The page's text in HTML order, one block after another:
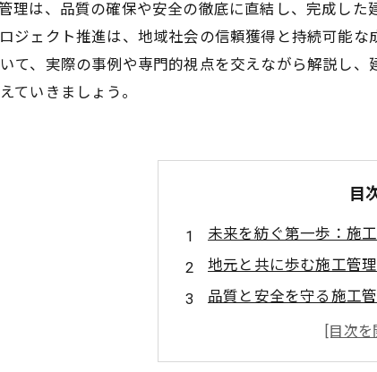
理は、品質の確保や安全の徹底に直結し、完成し
ジェクト推進は、地域社会の信頼獲得と持続可能
て、実際の事例や専門的視点を交えながら解説し
ていきましょう。
目
未来を紡ぐ第一歩：施
地元と共に歩む施工管
品質と安全を守る施工
完成した建造物が地域
未来と地域社会を繋ぐ